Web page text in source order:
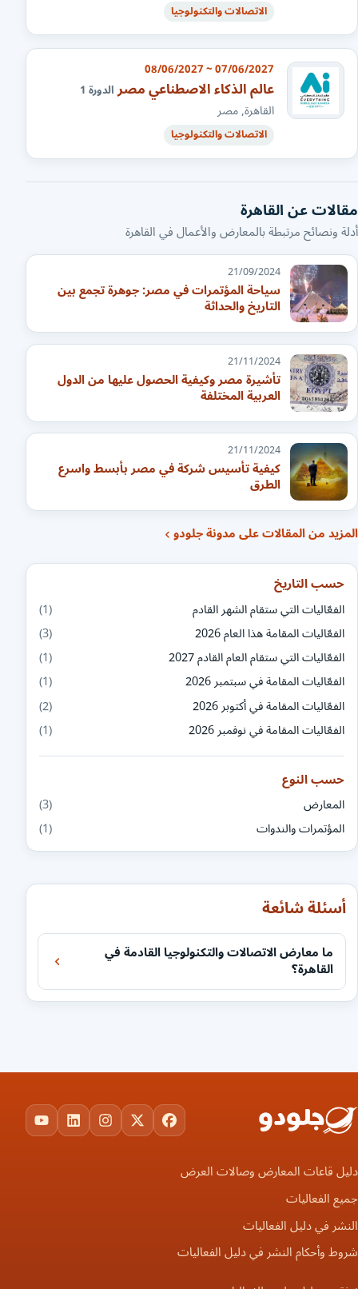
الاتصالات والتكنولوجيا
07/06/2027 ~ 08/06/2027
عالم الذكاء الاصطناعي مصرالدورة 1
القاهرة, مصر
الاتصالات والتكنولوجيا
مقالات عن القاهرة
أدلة ونصائح مرتبطة بالمعارض والأعمال في القاهرة
21/09/2024
سياحة المؤتمرات في مصر: جوهرة تجمع بين
التاريخ والحداثة
21/11/2024
تأشيرة مصر وكيفية الحصول عليها من الدول
العربية المختلفة
21/11/2024
كيفية تأسيس شركة في مصر بأبسط واسرع
الطرق
المزيد من المقالات على مدونة جلودو
حسب التاريخ
الفعّاليات التي ستقام الشهر القادم
(1)
الفعّاليات المقامة هذا العام 2026
(3)
الفعّاليات التي ستقام العام القادم 2027
(1)
الفعّاليات المقامة في سبتمبر 2026
(1)
الفعّاليات المقامة في أكتوبر 2026
(2)
الفعّاليات المقامة في نوفمبر 2026
(1)
حسب النوع
المعارض
(3)
المؤتمرات والندوات
(1)
أسئلة شائعة
ما معارض الاتصالات والتكنولوجيا القادمة في
القاهرة؟
Facebook
X
Instagram
LinkedIn
دليل قاعات المعارض وصالات العرض
جميع الفعاليات
النشر في دليل الفعاليات
شروط وأحكام النشر في دليل الفعاليات